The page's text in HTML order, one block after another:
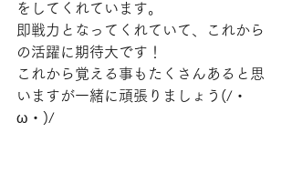
をしてくれています。
即戦力となってくれていて、これから
の活躍に期待大です！
これから覚える事もたくさんあると思
いますが一緒に頑張りましょう(/・
ω・)/